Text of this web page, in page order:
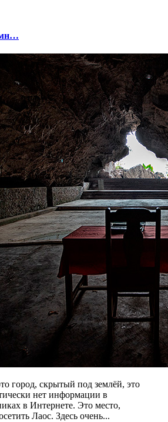
город, скрытый под землёй, это
нет информации в
в Интернете. Это место,
Лаос. Здесь очень...